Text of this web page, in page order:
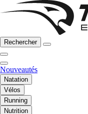
Rechercher
Nouveautés
Natation
Vélos
Running
Nutrition